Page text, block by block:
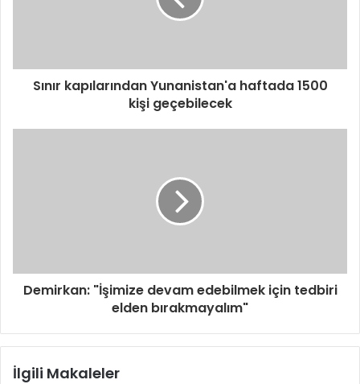
Sınır kapılarından Yunanistan'a haftada 1500
kişi geçebilecek
Demirkan: "İşimize devam edebilmek için tedbiri
elden bırakmayalım"
İlgili Makaleler